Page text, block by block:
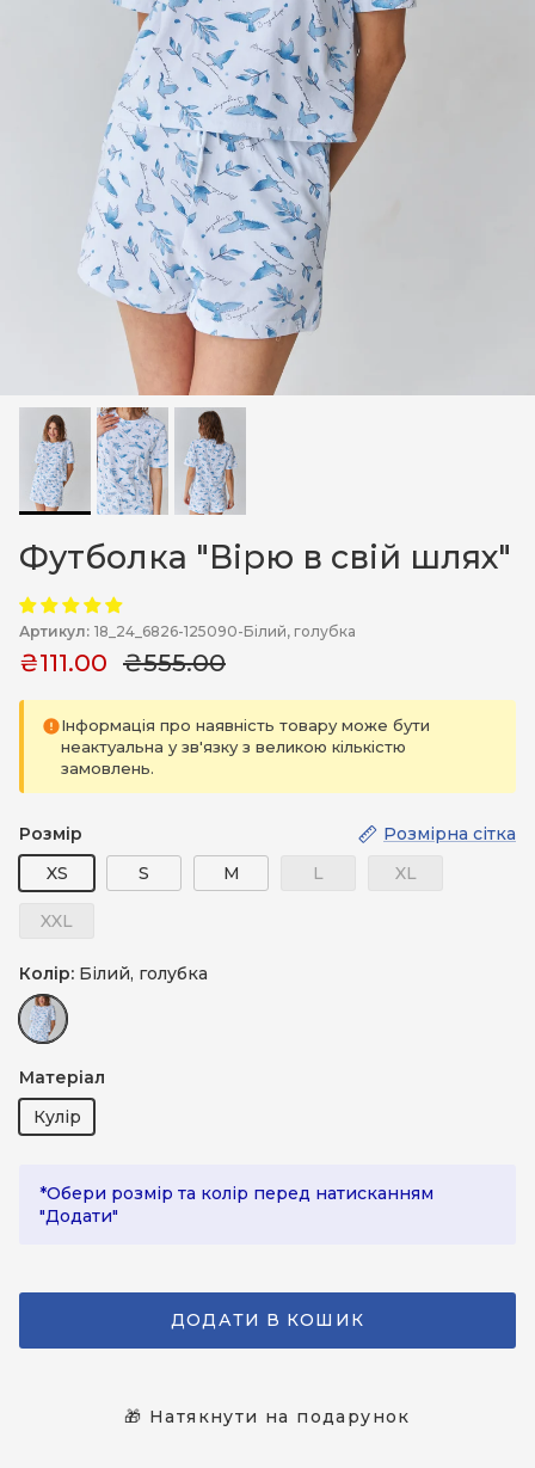
Футболка "Вірю в свій шлях"
Артикул: 18_24_6826-125090-Білий, голубка
₴111.00 ₴555.00
Інформація про наявність товару може бути
неактуальна у зв'язку з великою кількістю
замовлень.
Розмір
Розмірна сітка
XS
S M L XL
XXL
Колір: Білий, голубка
Матеріал
Кулір
*Обери розмір та колір перед натисканням
"Додати"
ДОДАТИ В КОШИК
🎁 Натякнути на подарунок